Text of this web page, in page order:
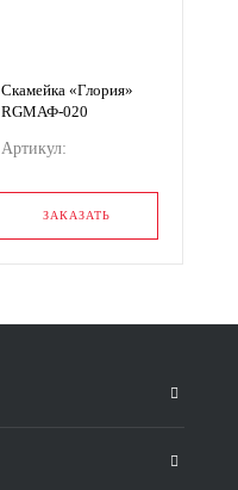
Скамейка «Глория»
RGМАФ-020
Артикул:
ЗАКАЗАТЬ